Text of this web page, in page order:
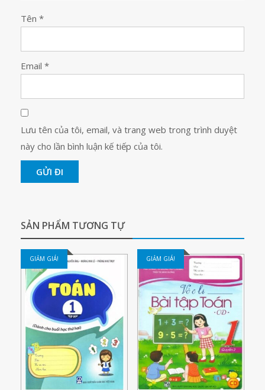
Tên *
Email *
Lưu tên của tôi, email, và trang web trong trình duyệt
này cho lần bình luận kế tiếp của tôi.
SẢN PHẨM TƯƠNG TỰ
GIẢM GIÁ! GIẢM GIÁ!